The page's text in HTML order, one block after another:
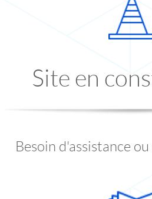
Site en
Besoin d'assistance